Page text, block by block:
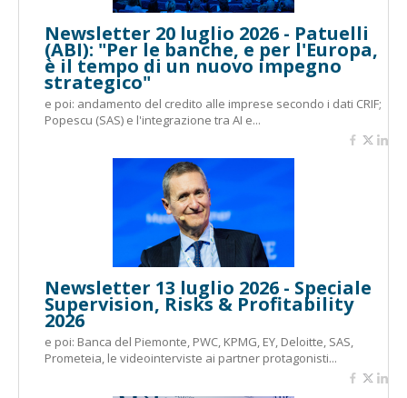
Newsletter 20 luglio 2026 - Patuelli
(ABI): "Per le banche, e per l'Europa,
è il tempo di un nuovo impegno
strategico"
e poi: andamento del credito alle imprese secondo i dati CRIF;
Popescu (SAS) e l'integrazione tra AI e...
Newsletter 13 luglio 2026 - Speciale
Supervision, Risks & Profitability
2026
e poi: Banca del Piemonte, PWC, KPMG, EY, Deloitte, SAS,
Prometeia, le videointerviste ai partner protagonisti...